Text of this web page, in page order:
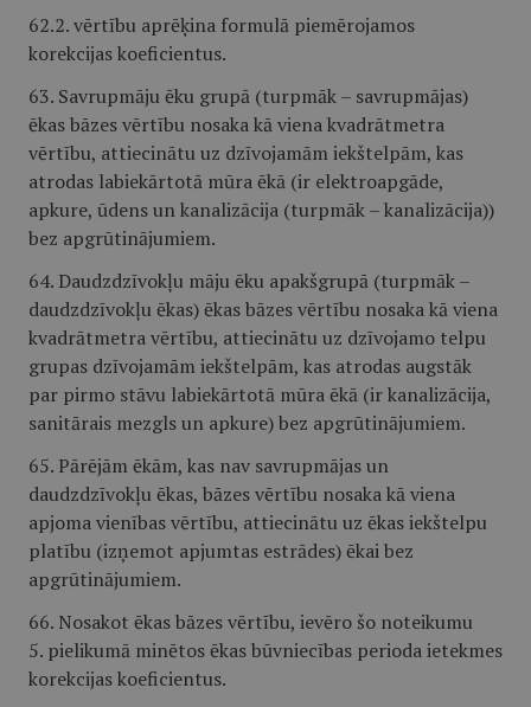
62.2. vērtību aprēķina formulā piemērojamos
korekcijas koeficientus.
63. Savrupmāju ēku grupā (turpmāk – savrupmājas)
ēkas bāzes vērtību nosaka kā viena kvadrātmetra
vērtību, attiecinātu uz dzīvojamām iekštelpām, kas
atrodas labiekārtotā mūra ēkā (ir elektroapgāde,
apkure, ūdens un kanalizācija (turpmāk – kanalizācija))
bez apgrūtinājumiem.
64. Daudzdzīvokļu māju ēku apakšgrupā (turpmāk –
daudzdzīvokļu ēkas) ēkas bāzes vērtību nosaka kā viena
kvadrātmetra vērtību, attiecinātu uz dzīvojamo telpu
grupas dzīvojamām iekštelpām, kas atrodas augstāk
par pirmo stāvu labiekārtotā mūra ēkā (ir kanalizācija,
sanitārais mezgls un apkure) bez apgrūtinājumiem.
65. Pārējām ēkām, kas nav savrupmājas un
daudzdzīvokļu ēkas, bāzes vērtību nosaka kā viena
apjoma vienības vērtību, attiecinātu uz ēkas iekštelpu
platību (izņemot apjumtas estrādes) ēkai bez
apgrūtinājumiem.
66. Nosakot ēkas bāzes vērtību, ievēro šo noteikumu
5. pielikumā minētos ēkas būvniecības perioda ietekmes
korekcijas koeficientus.